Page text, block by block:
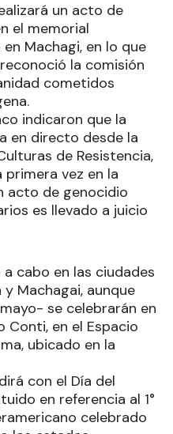
un acto de
el memorial
Machagi, en lo que
la comisión
cometidos
indicaron que la
en directo desde la
de Resistencia,
primera vez en la
acto de genocidio
es llevado a juicio
cabo en las ciudades
Machagai, aunque
se celebrarán en
Conti, en el Espacio
ubicado en la
con el Día del
en referencia al 1°
celebrado